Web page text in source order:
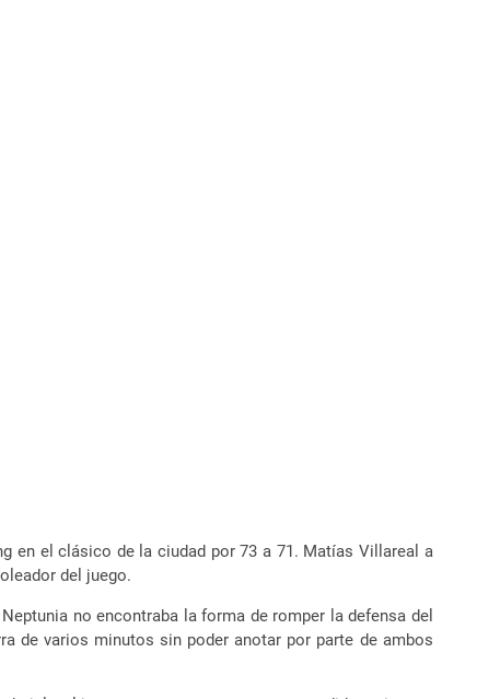
en el clásico de la ciudad por 73 a 71. Matías Villareal a
del juego.
no encontraba la forma de romper la defensa del
de varios minutos sin poder anotar por parte de ambos